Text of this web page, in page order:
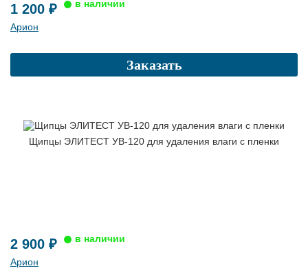
1 200 ₽
Арион
Заказать
Щипцы ЭЛИТЕСТ УВ-120 для удаления влаги с пленки
2 900 ₽
Арион